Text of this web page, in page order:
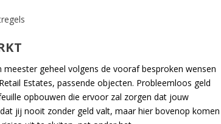
geheel volgens de vooraf besproken wensen
Estates, passende objecten. Probleemloos geld
opbouwen die ervoor zal zorgen dat jouw
jij nooit zonder geld valt, maar hier bovenop komen